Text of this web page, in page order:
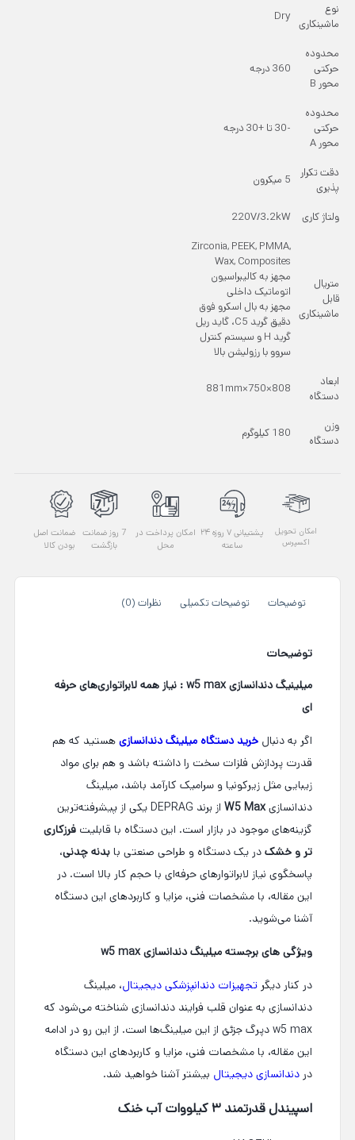
نوع
ماشینکاری
Dry
محدوده
حرکتی
محور B
360 درجه
محدوده
حرکتی
محور A
-30 تا +30 درجه
دقت تکرار
پذیری
5 میکرون
ولتاژ کاری 220V/3.2kW
متریال
قابل
ماشینکاری
Zirconia, PEEK, PMMA,
Wax, Composites
مجهز به کالیبراسیون
اتوماتیک داخلی
مجهز به بال اسکرو فوق
دقیق گرید C5، گاید ریل
گرید H و سیستم کنترل
سروو با رزولیشن بالا
ابعاد
دستگاه
808×750×881mm
وزن
دستگاه
180 کیلوگرم
امکان تحویل
اکسپرس
پشتیبانی ۷ روزه ۲۴
ساعته
امکان پرداخت در
محل
7 روز ضمانت
بازگشت
ضمانت اصل
بودن کالا
توضیحات توضیحات تکمیلی نظرات (0)
توضیحات
میلینیگ دندانسازی w5 max : نیاز همه لابراتواری‌های حرفه
ای
اگر به دنبال خرید دستگاه میلینگ دندانسازی هستید که هم
قدرت پردازش فلزات سخت را داشته باشد و هم برای مواد
زیبایی مثل زیرکونیا و سرامیک کارآمد باشد، میلینگ
دندانسازیW5 Max
از برند DEPRAG یکی از پیشرفته‌ترین
گزینه‌های موجود در بازار است. این دستگاه با قابلیت فرزکاری
تر و خشک در یک دستگاه و طراحی صنعتی با بدنه چدنی،
پاسخگوی نیاز لابراتوارهای حرفه‌ای با حجم کار بالا است. در
این مقاله، با مشخصات فنی، مزایا و کاربردهای این دستگاه
آشنا می‌شوید.
ویژگی های برجسته میلینگ دندانسازی w5 max
در کنار دیگر تجهیزات دندانپزشکی دیجیتال، میلینگ
دندانسازی به عنوان قلب فرایند دندانسازی شناخته می‌شود که
w5 max دپرگ جزئئ از این میلینگ‌ها است. از این رو
در ادامه
این مقاله، با مشخصات فنی، مزایا و کاربردهای این دستگاه
در دندانسازی دیجیتال بیشتر آشنا خواهید شد.
اسپیندل قدرتمند ۳ کیلووات آب خنک